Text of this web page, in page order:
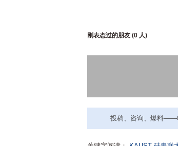
刚表态过的朋友 (0 人)
投稿、咨询、爆料——